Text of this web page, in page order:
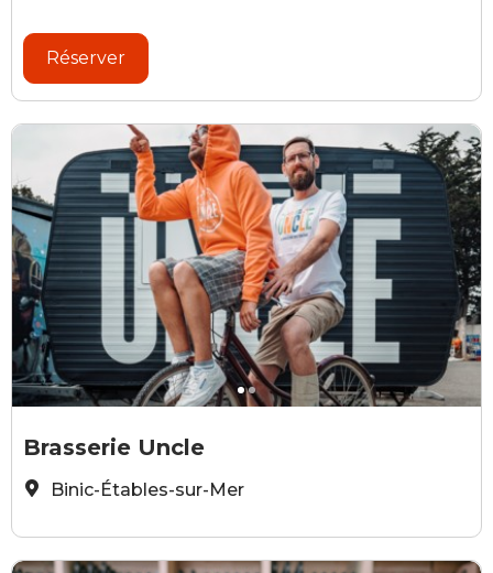
Réserver
Brasserie Uncle
Binic-Étables-sur-Mer